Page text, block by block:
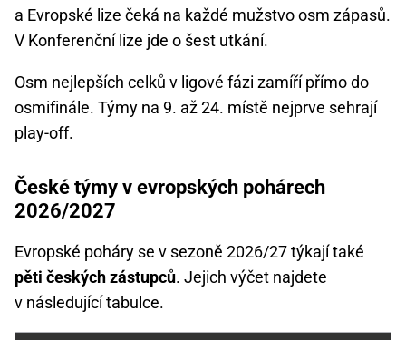
a Evropské lize čeká na každé mužstvo osm zápasů.
V Konferenční lize jde o šest utkání.
Osm nejlepších celků v ligové fázi zamíří přímo do
osmifinále. Týmy na 9. až 24. místě nejprve sehrají
play-off.
České týmy v evropských pohárech
2026/2027
Evropské poháry se v sezoně 2026/27 týkají také
pěti českých zástupců. Jejich výčet najdete
v následující tabulce.